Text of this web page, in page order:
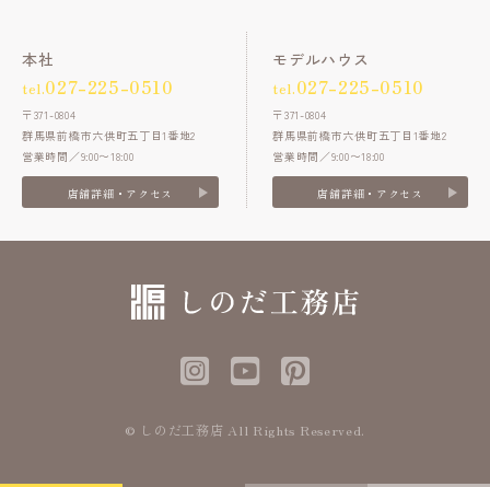
本社
tel.027-225-0510
〒371-0804
群馬県前橋市六供町五丁目1番地2
営業時間／9:00〜18:00
店舗詳細・アクセス
モデルハウス
tel.027-225-0510
〒371-0804
群馬県前橋市六供町五丁目1番地2
営業時間／9:00〜18:00
店舗詳細・アクセス
© しのだ工務店 All Rights Reserved.